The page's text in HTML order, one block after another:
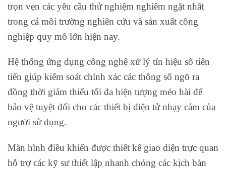
trọn vẹn các yêu cầu thử nghiệm nghiêm ngặt nhất
trong cả môi trường nghiên cứu và sản xuất công
nghiệp quy mô lớn hiện nay.
Hệ thống ứng dụng công nghệ xử lý tín hiệu số tiên
tiến giúp kiểm soát chính xác các thông số ngõ ra
đồng thời giảm thiểu tối đa hiện tượng méo hài để
bảo vệ tuyệt đối cho các thiết bị điện tử nhạy cảm của
người sử dụng.
Màn hình điều khiển được thiết kế giao diện trực quan
hỗ trợ các kỹ sư thiết lập nhanh chóng các kịch bản